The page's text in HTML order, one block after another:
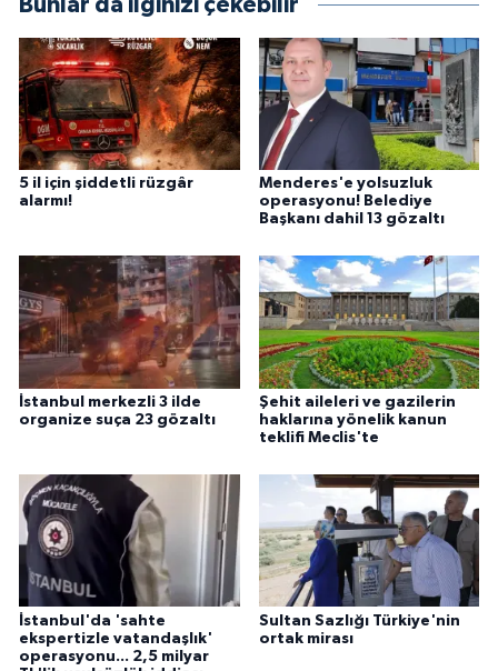
5 il için şiddetli rüzgâr
alarmı!
Menderes'e yolsuzluk
operasyonu! Belediye
Başkanı dahil 13 gözaltı
İstanbul merkezli 3 ilde
organize suça 23 gözaltı
Şehit aileleri ve gazilerin
haklarına yönelik kanun
teklifi Meclis'te
İstanbul'da 'sahte
ekspertizle vatandaşlık'
operasyonu... 2,5 milyar
Sultan Sazlığı Türkiye'nin
ortak mirası